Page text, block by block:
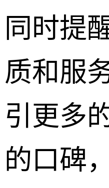
同时提
质和服
引更多
的口碑